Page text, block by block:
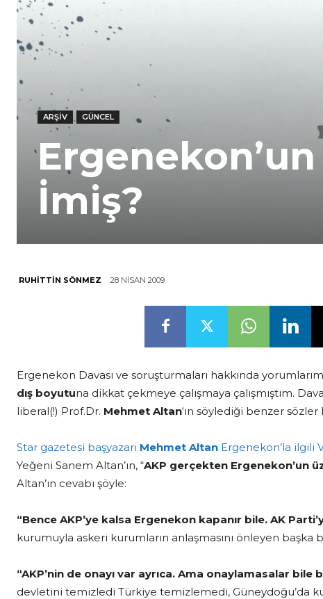
ARŞIV GÜNCEL
İmiş?
RUHITTIN SÖNMEZ 28 NISAN 2009
Ergenekon Davası ve soruşturmaları hakkında
dış boyutuna dikkat çekmeye çalışmaya çalışmıştım.
liberal(!) Prof.Dr. Mehmet Altan‘ın söylediği benzer
Star gazetesi başyazarı Mehmet Altan Ergenekon’la ilgili
Yeğeni Sanem Altan’ın, “AKP gerçekten Ergenekon’un
Altan’ın cevabı şöyle:
“Bence AKP’ye kalsa Ergenekon kapanır bile. AK
kurumuyla askeri kurumların anlaşmasını önleyen başka
“AKP’nin de onayı var ayrıca. Ama onaylamasalar
devletini temizledi Türkiye temizlemedi, Güneydoğu’da